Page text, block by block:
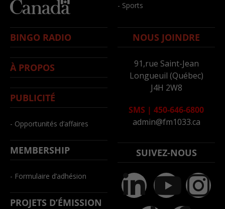
- Sports
BINGO RADIO
À PROPOS
PUBLICITÉ
- Opportunités d’affaires
MEMBERSHIP
- Formulaire d’adhésion
PROJETS D’ÉMISSION
NOUS JOINDRE
91,rue Saint-Jean
Longueuil (Québec)
J4H 2W8
SMS | 450-646-6800
admin@fm1033.ca
SUIVEZ-NOUS